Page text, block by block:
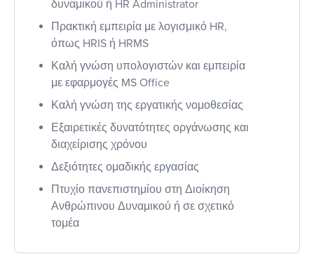
δυναμικού ή HR Administrator
Πρακτική εμπειρία με λογισμικό HR,
όπως HRIS ή HRMS
Καλή γνώση υπολογιστών και εμπειρία
με εφαρμογές MS Office
Καλή γνώση της εργατικής νομοθεσίας
Εξαιρετικές δυνατότητες οργάνωσης και
διαχείρισης χρόνου
Δεξιότητες ομαδικής εργασίας
Πτυχίο πανεπιστημίου στη Διοίκηση
Ανθρώπινου Δυναμικού ή σε σχετικό
τομέα